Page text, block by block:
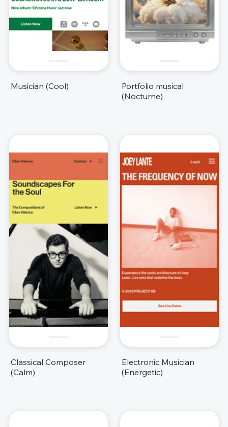
Musician (Cool)
Portfolio musical
(Nocturne)
Classical Composer
(Calm)
Electronic Musician
(Energetic)